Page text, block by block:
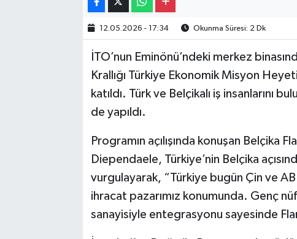
12.05.2026 - 17:34 Okunma Süresi: 2 Dk
İTO’nun Eminönü’ndeki merkez
Krallığı Türkiye Ekonomik Misyon
katıldı. Türk ve Belçikalı iş insanlarını
de yapıldı.
Programın açılışında konuşan Belçika
Diependaele, Türkiye’nin Belçika
vurgulayarak, “Türkiye bugün Çin ve
ihracat pazarımız konumunda. Genç
sanayisiyle entegrasyonu sayesinde